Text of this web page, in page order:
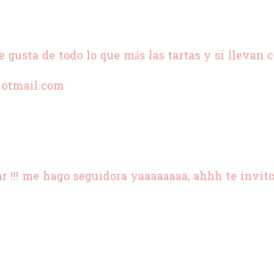
gusta de todo lo que más las tartas y si llevan
!!! me hago seguidora yaaaaaaaa, ahhh te